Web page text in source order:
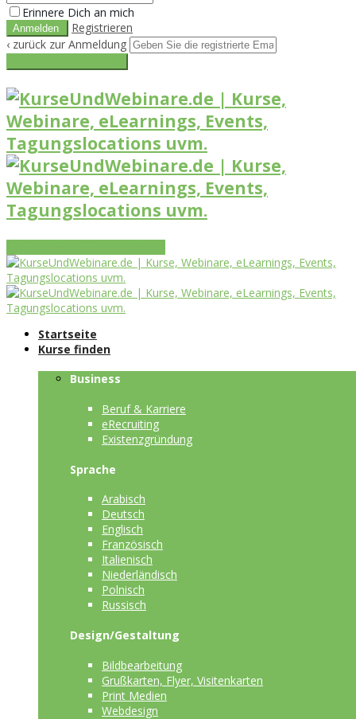
Erinnere Dich an mich
Registrieren
‹ zurück zur Anmeldung
Startseite
Kurse finden
Business
Beruf & Karriere
eRecruiting
Existenzgründung
Sprache
Arabisch
Deutsch
Englisch
Französisch
Italienisch
Niederländisch
Polnisch
Russisch
Design/Gestaltung
Bildbearbeitung
Grußkarten, Flyer, Visitenkarten
Print Medien
Webdesign